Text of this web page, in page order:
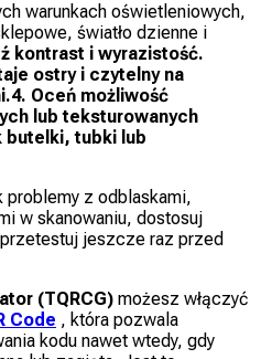
warunkach oświetleniowych,
światło dzienne i
kontrast i wyrazistość.
ostry i czytelny na
4. Oceń możliwość
lub teksturowanych
butelki, tubki lub
z odblaskami,
w skanowaniu, dostosuj
jeszcze raz przed
(TQRCG) możesz włączyć
Code , która pozwala
kodu nawet wtedy, gdy